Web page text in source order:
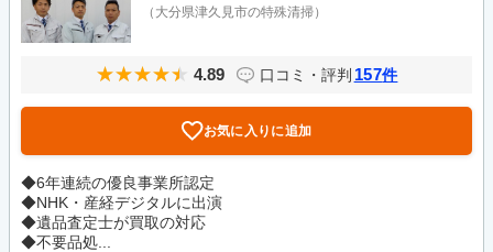
（大分県津久見市の特殊清掃）
4.89 口コミ・評判 157件
お気に入りに追加
◆6年連続の優良事業所認定
◆NHK・産経デジタルに出演
◆遺品査定士が買取の対応
◆不要品処...